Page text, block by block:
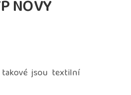
NOVÝ
takové jsou textilní